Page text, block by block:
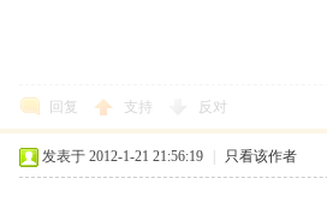
回复 支持 反对
发表于 2012-1-21 21:56:19 只看该作者